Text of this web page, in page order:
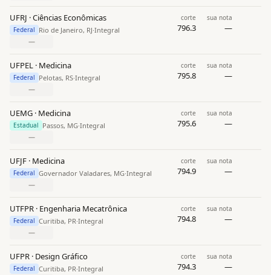
UFRJ · Ciências Econômicas
Federal Rio de Janeiro, RJ·Integral
corte
796.3
sua nota
—
—
UFPEL · Medicina
Federal Pelotas, RS·Integral
corte
795.8
sua nota
—
—
UEMG · Medicina
Estadual Passos, MG·Integral
corte
795.6
sua nota
—
—
UFJF · Medicina
Federal Governador Valadares, MG·Integral
corte
794.9
sua nota
—
—
UTFPR · Engenharia Mecatrônica
Federal Curitiba, PR·Integral
corte
794.8
sua nota
—
—
UFPR · Design Gráfico
Federal Curitiba, PR·Integral
corte
794.3
sua nota
—